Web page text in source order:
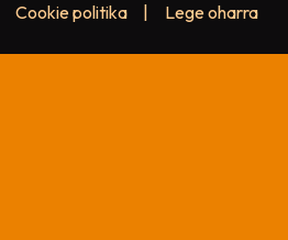
Cookie politika Lege oharra